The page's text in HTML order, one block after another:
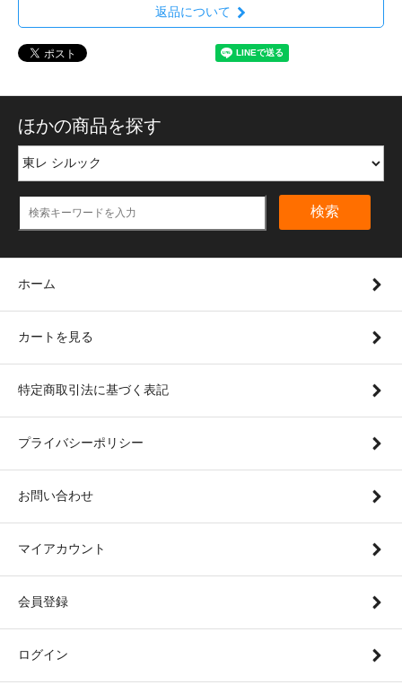
返品について
ほかの商品を探す
検索
ホーム
カートを見る
特定商取引法に基づく表記
プライバシーポリシー
お問い合わせ
マイアカウント
会員登録
ログイン